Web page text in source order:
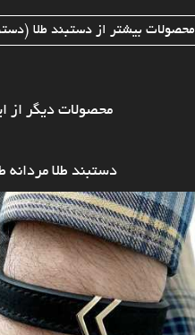
محصولات بیشتر از دستبند طلا
محصولات دیگر از
دستبند طلا مردانه